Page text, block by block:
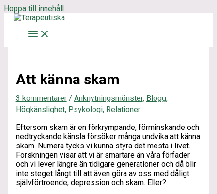
Hoppa till innehåll
Att känna skam
3 kommentarer / Anknytningsmönster, Blogg,
Högkänslighet, Psykologi, Relationer
Eftersom skam är en förkrympande, förminskande och
nedtryckande känsla försöker många undvika att känna
skam. Numera tycks vi kunna styra det mesta i livet.
Forskningen visar att vi är smartare än våra förfäder
och vi lever längre än tidigare generationer och då blir
inte steget långt till att även göra av oss med dåligt
självförtroende, depression och skam. Eller?